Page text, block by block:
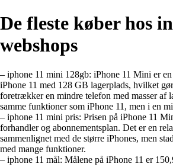
De fleste køber hos
webshops
– iphone 11 mini 128gb: iPhone 11 Mini er
iPhone 11 med 128 GB lagerplads, hvilket
foretrækker en mindre telefon med masser af
samme funktioner som iPhone 11, men i en
– iphone 11 mini pris: Prisen på iPhone 11
forhandler og abonnementsplan. Det er en
sammenlignet med de større iPhones, men
med mange funktioner.
– iphone 11 mål: Målene på iPhone 11 er